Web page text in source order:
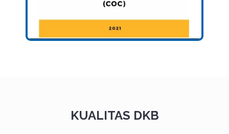
KUALITAS DKB